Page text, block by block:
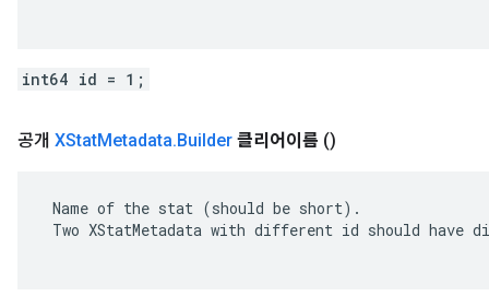
int64 id = 1;
공개 XStatMetadata.Builder 클리어이름 ()
Name of the stat (should be short).
Two XStatMetadata with different id should have